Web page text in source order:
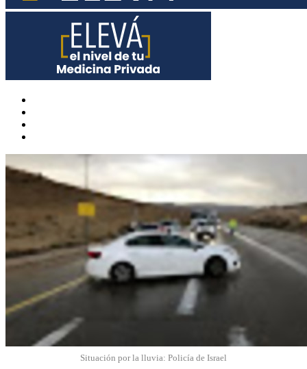
Situación por la lluvia: Policía de Israel